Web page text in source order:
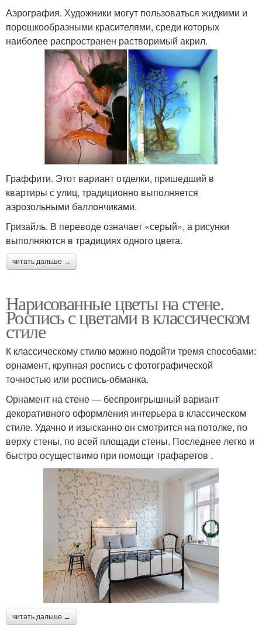
Аэрография. Художники могут пользоваться жидкими и
порошкообразными красителями, среди которых
наиболее распространен растворимый акрил.
Граффити. Этот вариант отделки, пришедший в
квартиры с улиц, традиционно выполняется
аэрозольными баллончиками.
Гризайль. В переводе означает «серый», а рисунки
выполняются в традициях одного цвета.
читать дальше →
Нарисованные цветы на стене.
Роспись с цветами в классическом
стиле
К классическому стилю можно подойти тремя способами:
орнамент, крупная роспись с фотографической
точностью или роспись-обманка.
Орнамент на стене — беспроигрышный вариант
декоративного оформления интерьера в классическом
стиле. Удачно и изысканно он смотрится на потолке, по
верху стены, по всей площади стены. Последнее легко и
быстро осуществимо при помощи трафаретов .
читать дальше →